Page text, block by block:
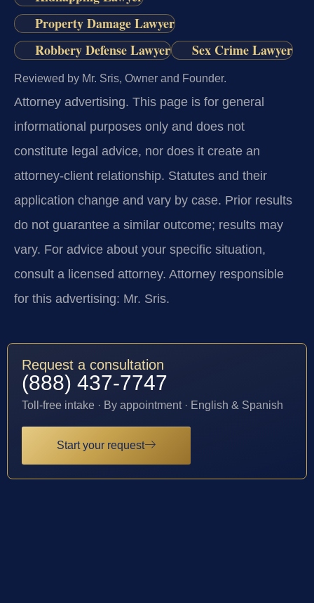
Property Damage Lawyer
Robbery Defense Lawyer
Sex Crime Lawyer
Reviewed by Mr. Sris, Owner and Founder.
Attorney advertising. This page is for general
informational purposes only and does not
constitute legal advice, nor does it create an
attorney-client relationship. Statutes and their
application change and vary by case. Prior results
do not guarantee a similar outcome; results may
vary. For advice about your specific situation,
consult a licensed attorney. Attorney responsible
for this advertising: Mr. Sris.
Request a consultation
(888) 437-7747
Toll-free intake · By appointment · English & Spanish
Start your request